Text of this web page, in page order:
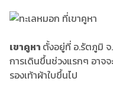
เขาคูหา ตั้งอยู่ที่ อ.รัตภูมิ
การเดินขึ้นช่วงแรกๆ อาจ
รองเท้าผ้าใบขึ้นไป